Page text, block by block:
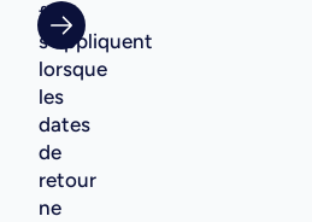
frais
s'appliquent
lorsque
les
dates
de
retour
ne